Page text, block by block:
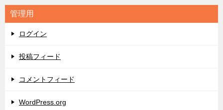
リ
ー
管理用
ログイン
投稿フィード
コメントフィード
WordPress.org